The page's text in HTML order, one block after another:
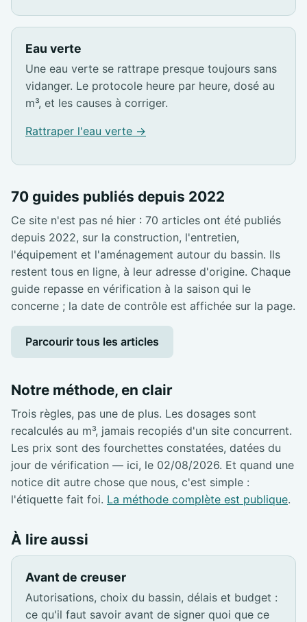
Eau verte
Une eau verte se rattrape presque toujours sans
vidanger. Le protocole heure par heure, dosé au
m³, et les causes à corriger.
Rattraper l'eau verte →
70 guides publiés depuis 2022
Ce site n'est pas né hier : 70 articles ont été publiés
depuis 2022, sur la construction, l'entretien,
l'équipement et l'aménagement autour du bassin. Ils
restent tous en ligne, à leur adresse d'origine. Chaque
guide repasse en vérification à la saison qui le
concerne ; la date de contrôle est affichée sur la page.
Parcourir tous les articles
Notre méthode, en clair
Trois règles, pas une de plus. Les dosages sont
recalculés au m³, jamais recopiés d'un site concurrent.
Les prix sont des fourchettes constatées, datées du
jour de vérification — ici, le 02/08/2026. Et quand une
notice dit autre chose que nous, c'est simple :
l'étiquette fait foi. La méthode complète est publique.
À lire aussi
Avant de creuser
Autorisations, choix du bassin, délais et budget :
ce qu'il faut savoir avant de signer quoi que ce